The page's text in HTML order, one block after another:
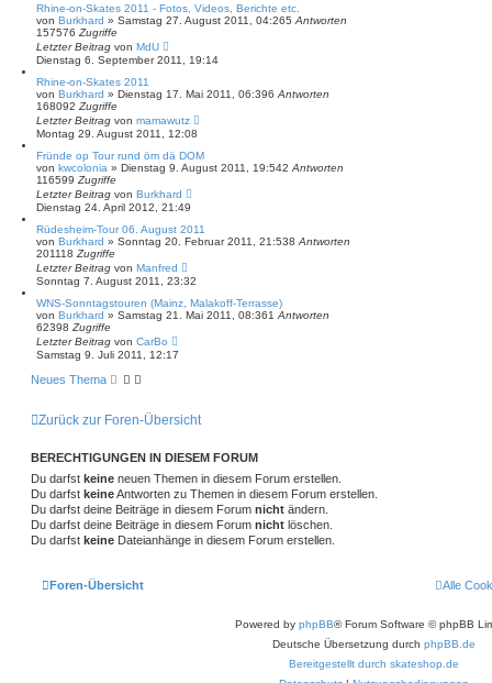
Rhine-on-Skates 2011 - Fotos, Videos, Berichte etc.
von Burkhard » Samstag 27. August 2011, 04:265 Antworten
157576 Zugriffe
Letzter Beitrag von MdU
Dienstag 6. September 2011, 19:14
Rhine-on-Skates 2011
von Burkhard » Dienstag 17. Mai 2011, 06:396 Antworten
168092 Zugriffe
Letzter Beitrag von mamawutz
Montag 29. August 2011, 12:08
Fründe op Tour rund öm dä DOM
von kwcolonia » Dienstag 9. August 2011, 19:542 Antworten
116599 Zugriffe
Letzter Beitrag von Burkhard
Dienstag 24. April 2012, 21:49
Rüdesheim-Tour 06. August 2011
von Burkhard » Sonntag 20. Februar 2011, 21:538 Antworten
201118 Zugriffe
Letzter Beitrag von Manfred
Sonntag 7. August 2011, 23:32
WNS-Sonntagstouren (Mainz, Malakoff-Terrasse)
von Burkhard » Samstag 21. Mai 2011, 08:361 Antworten
62398 Zugriffe
Letzter Beitrag von CarBo
Samstag 9. Juli 2011, 12:17
Neues Thema
Zurück zur Foren-Übersicht
BERECHTIGUNGEN IN DIESEM FORUM
Du darfst keine neuen Themen in diesem Forum erstellen.
Du darfst keineAntworten zu Themen in diesem Forum erstellen.
Du darfst deine Beiträge in diesem Forum nicht ändern.
Du darfst deine Beiträge in diesem Forum nicht löschen.
Du darfst keine Dateianhänge in diesem Forum erstellen.
Foren-Übersicht Alle
Powered by phpBB® Forum Software © phpBB
Deutsche Übersetzung durch phpBB.de
Bereitgestellt durch skateshop.de